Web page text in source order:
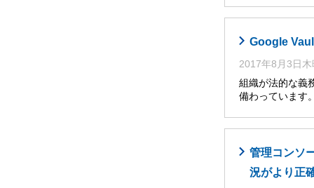
Google
2017年8月3日木
組織が法的な義
備わっています
管理コンソ
況がより正